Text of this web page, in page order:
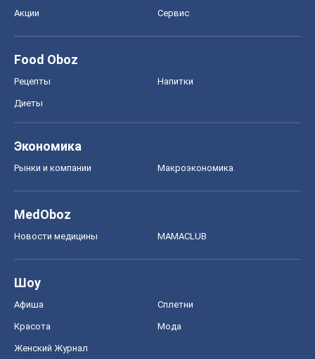
Акции Сервис
Food Oboz
Рецепты Напитки
Диеты
Экономика
Рынки и компании Mакроэкономика
MedOboz
Новости медицины MAMACLUB
Шоу
Афиша Сплетни
Красота Мода
Женский Журнал